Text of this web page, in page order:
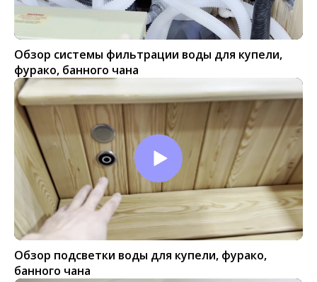
Обзор системы фильтрации воды для купели,
фурако, банного чана
Обзор подсветки воды для купели, фурако,
банного чана